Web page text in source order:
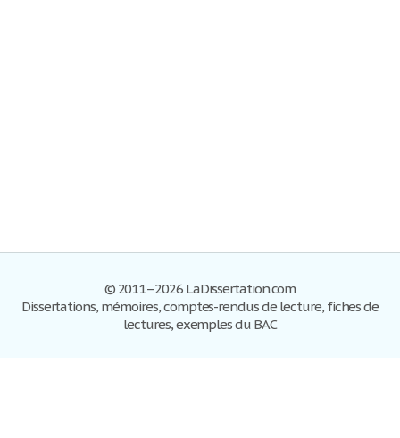
© 2011–2026 LaDissertation.com
Dissertations, mémoires, comptes-rendus de lecture, fiches de
lectures, exemples du BAC